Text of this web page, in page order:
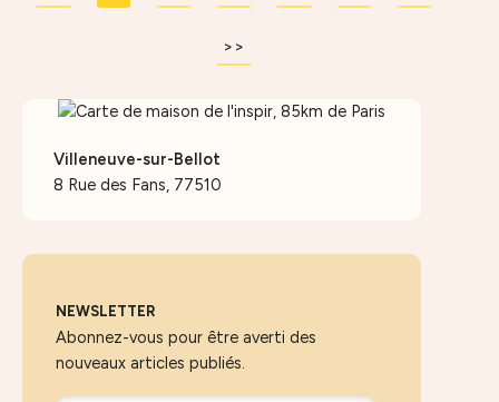
>>
Villeneuve-sur-Bellot
8 Rue des Fans, 77510
NEWSLETTER
Abonnez-vous pour être averti des
nouveaux articles publiés.